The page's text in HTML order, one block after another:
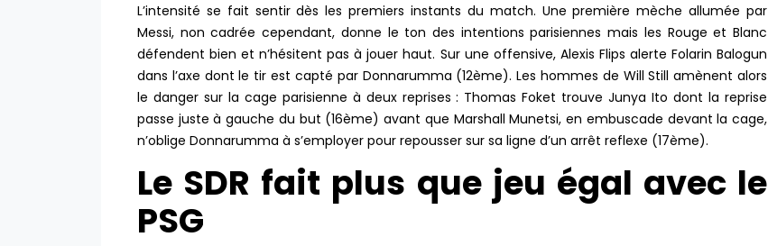
L’intensité se fait sentir dès les premiers instants du match. Une première mèche allumée par
Messi, non cadrée cependant, donne le ton des intentions parisiennes mais les Rouge et Blanc
défendent bien et n’hésitent pas à jouer haut. Sur une offensive, Alexis Flips alerte Folarin Balogun
dans l’axe dont le tir est capté par Donnarumma (12ème). Les hommes de Will Still amènent alors
le danger sur la cage parisienne à deux reprises : Thomas Foket trouve Junya Ito dont la reprise
passe juste à gauche du but (16ème) avant que Marshall Munetsi, en embuscade devant la cage,
n’oblige Donnarumma à s’employer pour repousser sur sa ligne d’un arrêt reflexe (17ème).
Le SDR fait plus que jeu égal avec le
PSG